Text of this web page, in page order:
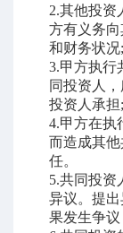
2.其他投资
方有义务
和财务状况
3.甲方执行
同投资人
投资人承担
4.甲方在执
而造成其
任。
5.共同投资
异议。提
果发生争